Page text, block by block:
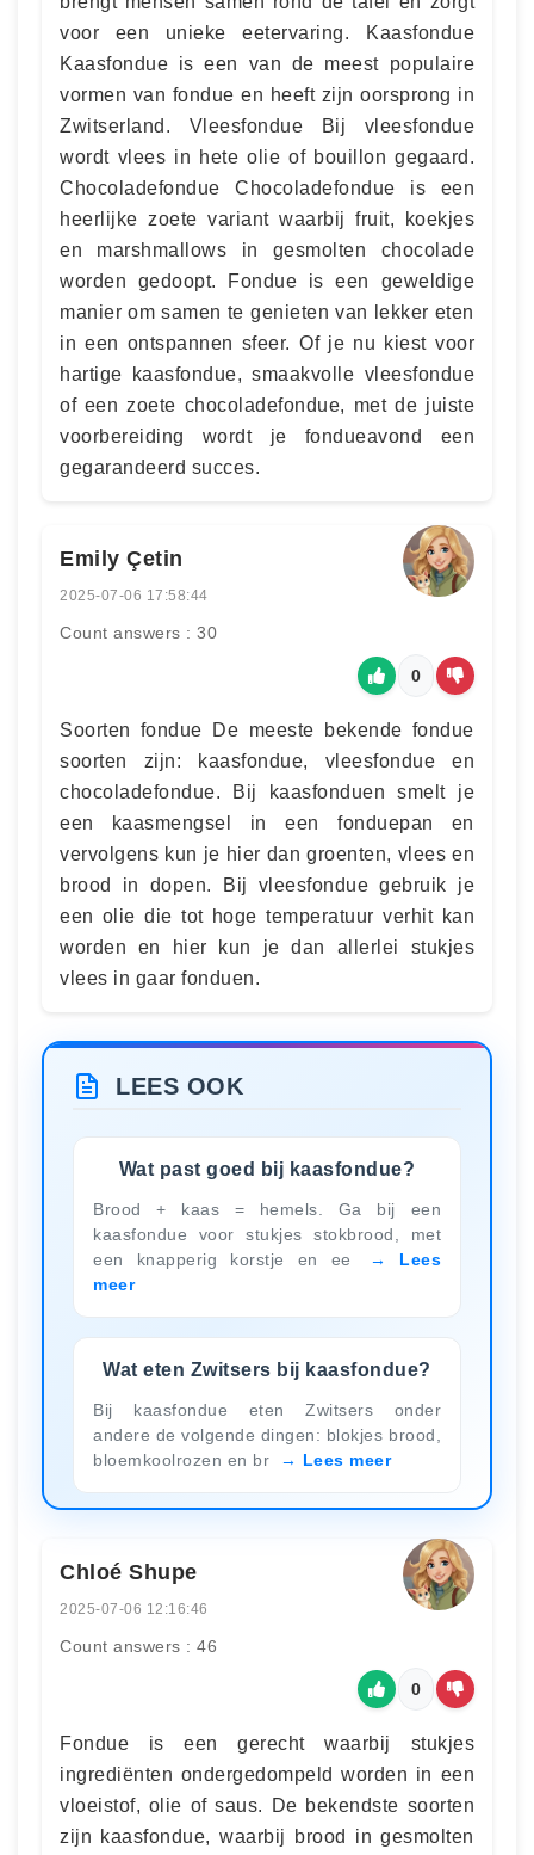
voor een unieke eetervaring. Kaasfondue
Kaasfondue is een van de meest populaire
vormen van fondue en heeft zijn oorsprong in
Zwitserland. Vleesfondue Bij vleesfondue
wordt vlees in hete olie of bouillon gegaard.
Chocoladefondue Chocoladefondue is een
heerlijke zoete variant waarbij fruit, koekjes
en marshmallows in gesmolten chocolade
worden gedoopt. Fondue is een geweldige
manier om samen te genieten van lekker eten
in een ontspannen sfeer. Of je nu kiest voor
hartige kaasfondue, smaakvolle vleesfondue
of een zoete chocoladefondue, met de juiste
voorbereiding wordt je fondueavond een
gegarandeerd succes.
Emily Çetin
2025-07-06 17:58:44
Count answers : 30
0
Soorten fondue De meeste bekende fondue
soorten zijn: kaasfondue, vleesfondue en
chocoladefondue. Bij kaasfonduen smelt je
een kaasmengsel in een fonduepan en
vervolgens kun je hier dan groenten, vlees en
brood in dopen. Bij vleesfondue gebruik je
een olie die tot hoge temperatuur verhit kan
worden en hier kun je dan allerlei stukjes
vlees in gaar fonduen.
LEES OOK
Wat past goed bij kaasfondue?
Brood + kaas = hemels. Ga bij een
kaasfondue voor stukjes stokbrood, met
een knapperig korstje en ee
Lees
meer
Wat eten Zwitsers bij kaasfondue?
Bij kaasfondue eten Zwitsers onder
andere de volgende dingen: blokjes brood,
bloemkoolrozen en br
Lees meer
Chloé Shupe
2025-07-06 12:16:46
Count answers : 46
0
Fondue is een gerecht waarbij stukjes
ingrediënten ondergedompeld worden in een
vloeistof, olie of saus. De bekendste soorten
zijn kaasfondue, waarbij brood in gesmolten